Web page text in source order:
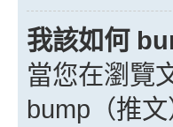
我該如何
當您在瀏覽
bump（推